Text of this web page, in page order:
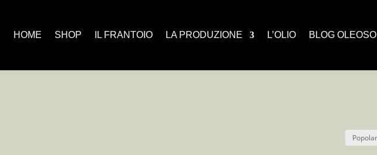
HOME SHOP IL FRANTOIO LA PRODUZIONE L’OLIO BLOG OLEOSO